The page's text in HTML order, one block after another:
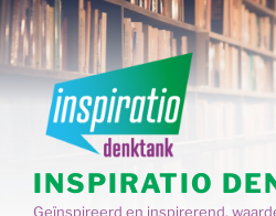
Spring
naar
de
inhoud
INSPIRATIO
Geïnspireerd en inspirerend,